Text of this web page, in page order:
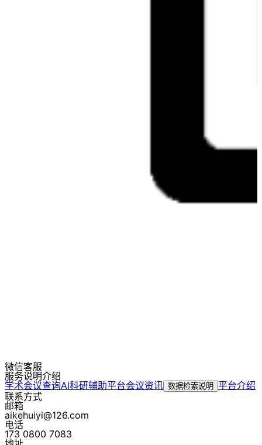
微信客服
服务说明介绍
学术会议查询AI科研辅助平台会议资讯 数据检索说明 平台介绍
联系方式
邮箱
aikehuiyi@126.com
电话
173 0800 7083